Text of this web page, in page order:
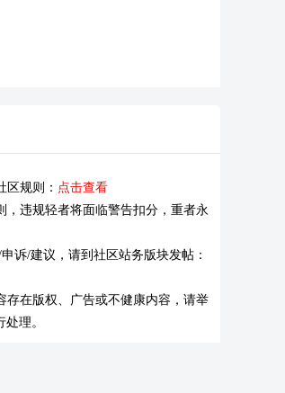
区规则： 点击查看
，违规轻者将面临警告扣分，重者永
诉/建议，请到社区站务版块发帖：
存在版权、广告或不健康内容，请举
理。